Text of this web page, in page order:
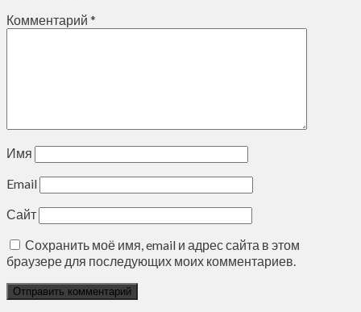
Комментарий *
Имя
Email
Сайт
Сохранить моё имя, email и адрес сайта в этом
браузере для последующих моих комментариев.